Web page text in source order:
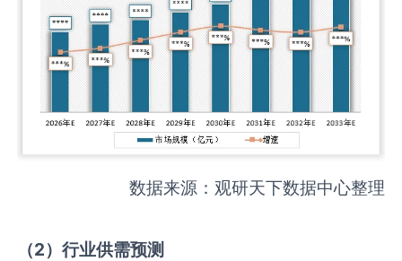
数据来源：观研天下数据中心整理
（2）行业供需预测